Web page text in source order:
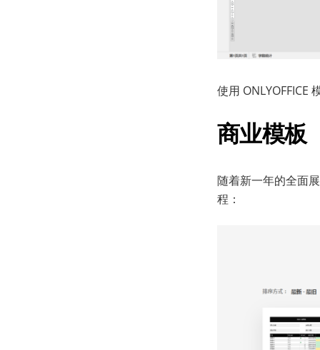
使用 ONLYOFFICE
商业模板
随着新一年的全面
程：